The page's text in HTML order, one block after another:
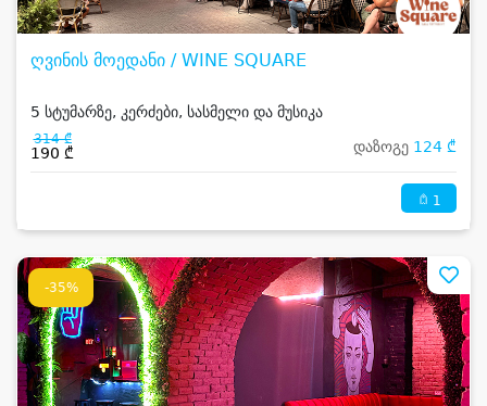
ღვინის მოედანი / WINE SQUARE
5 სტუმარზე, კერძები, სასმელი და მუსიკა
314 ₾
190 ₾ დაზოგე 124 ₾
1
-35%